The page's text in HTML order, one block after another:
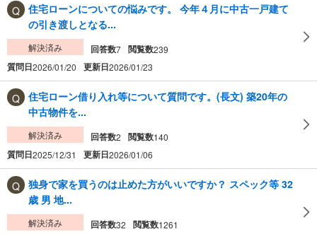
住宅ローンについての悩みです。 今年４月に中古一戸建て
の引き渡しとなる...
解決済み 回答数7 閲覧数239
質問日2026/01/20 更新日2026/01/23
住宅ローン借り入れ等について質問です。(長文) 築20年の
中古物件を...
解決済み 回答数2 閲覧数140
質問日2025/12/31 更新日2026/01/06
独身で家を買うのは止めた方がいいですか？ スペック等 32
歳 男 地...
解決済み 回答数32 閲覧数1261